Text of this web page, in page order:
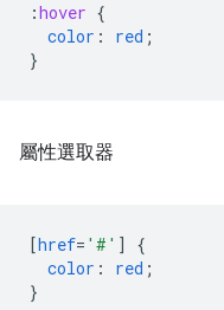
:hover {
color : red ;
}
屬性選取器
[href= '#' ]
{
color : red ;
}